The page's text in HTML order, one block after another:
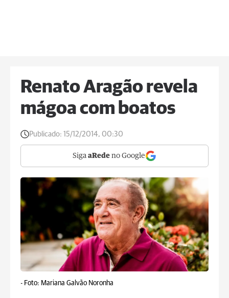
Renato Aragão revela
mágoa com boatos
Publicado: 15/12/2014, 00:30
Siga aRede no Google
- Foto: Mariana Galvão Noronha